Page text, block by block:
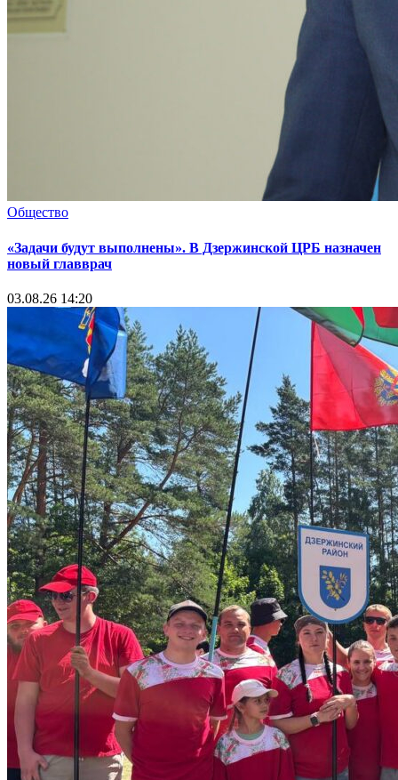
Общество
«Задачи будут выполнены». В Дзержинской ЦРБ назначен
новый главврач
03.08.26 14:20